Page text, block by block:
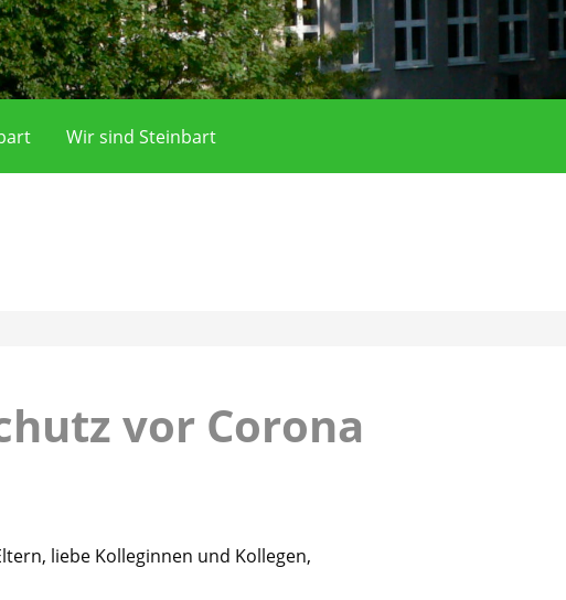
Wir sind Steinbart
vor Corona
liebe Kolleginnen und Kollegen,